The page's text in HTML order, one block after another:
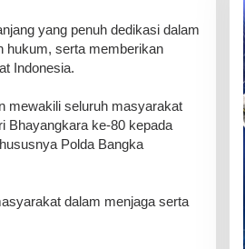
yang penuh dedikasi dalam
hukum, serta memberikan
Indonesia.
mewakili seluruh masyarakat
Bhayangkara ke-80 kepada
Polda Bangka
dalam menjaga serta